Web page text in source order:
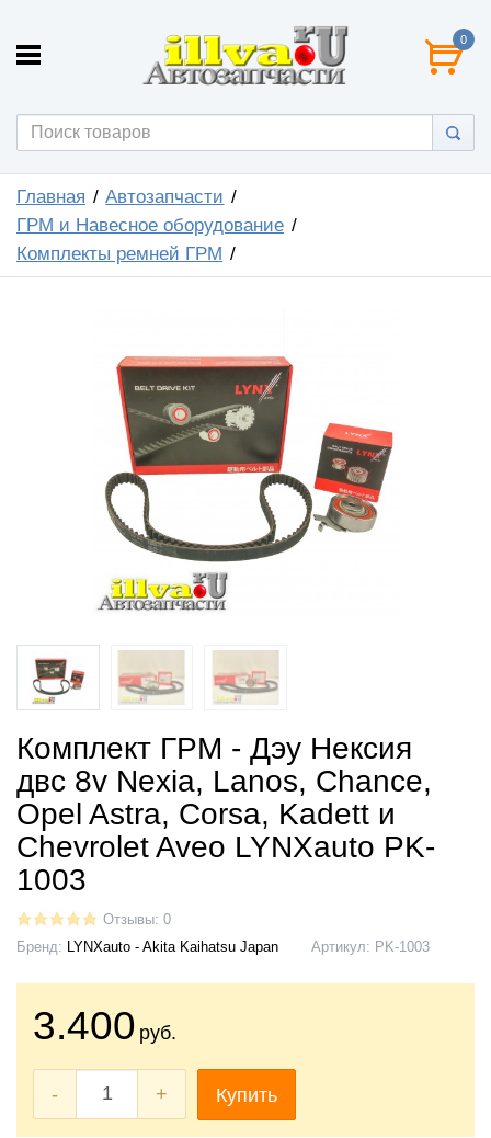
0
Главная
Автозапчасти
ГРМ и Навесное оборудование
Комплекты ремней ГРМ
Комплект ГРМ - Дэу Нексия
двс 8v Nexia, Lanos, Chance,
Opel Astra, Corsa, Kadett и
Chevrolet Aveo LYNXauto PK-
1003
Отзывы: 0
Бренд: LYNXauto - Akita Kaihatsu Japan Артикул: PK-1003
3.400 руб.
- + Купить